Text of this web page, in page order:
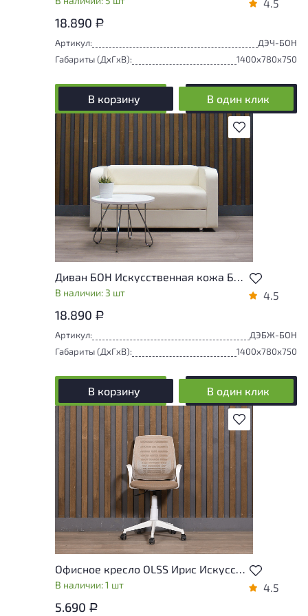
4.5
18.890 Р
Артикул:
ДЭЧ-БОН
Габариты (ДxГxВ):
1400x780x750
В корзину В один клик
В избранное
Диван БОН Искусственная кожа Бежевый Россия
В наличии: 3 шт 4.5
18.890 Р
Артикул:
ДЭБЖ-БОН
Габариты (ДxГxВ):
1400x780x750
В корзину В один клик
В избранное
Офисное кресло OLSS Ирис Искусственная кожа Бежевый Россия
В наличии: 1 шт 4.5
5.690 Р